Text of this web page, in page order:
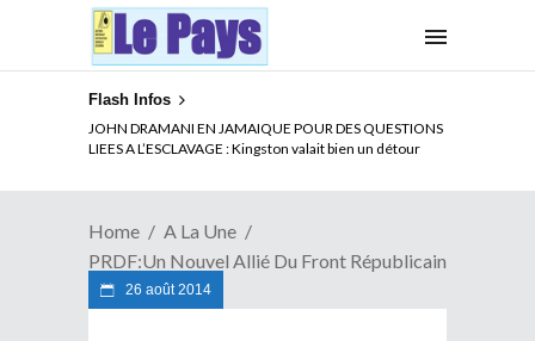
Flash Infos
JOHN DRAMANI EN JAMAIQUE POUR DES QUESTIONS
LIEES A L’ESCLAVAGE : Kingston valait bien un détour
ELECTION DE TALON A LA TETE DU SENAT BENINOIS :
Quand Patrice quitte le pouvoir sans partir !
Home
A La Une
PRDF:Un Nouvel Allié Du Front Républicain
26 août 2014